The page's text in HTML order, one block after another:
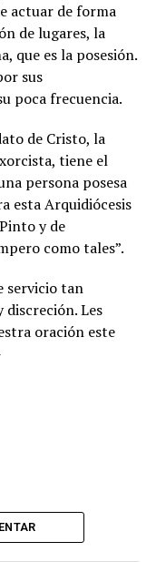
actuar de forma
de lugares, la
que es la posesión.
sus
poca frecuencia.
de Cristo, la
tiene el
persona posesa
esta Arquidiócesis
y de
como tales”.
servicio tan
discreción. Les
oración este